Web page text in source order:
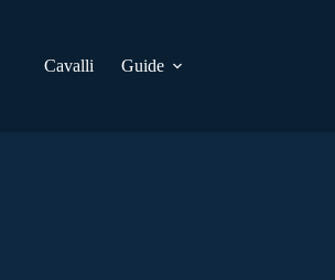
Cavalli Guide